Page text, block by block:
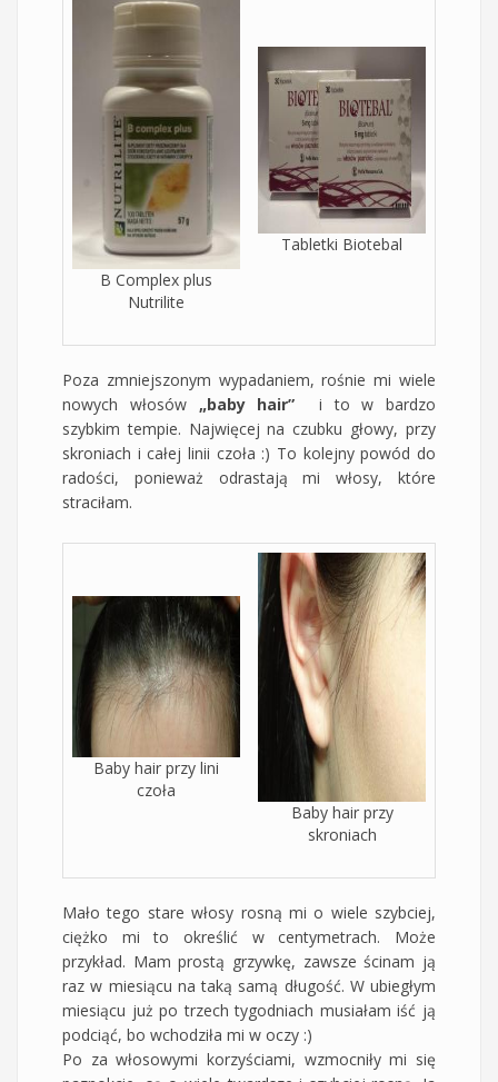
B Complex plus
Nutrilite
Tabletki Biotebal
Poza zmniejszonym wypadaniem, rośnie mi wiele
nowych włosów „baby hair” i to w bardzo
szybkim tempie. Najwięcej na czubku głowy, przy
skroniach i całej linii czoła :) To kolejny powód do
radości, ponieważ odrastają mi włosy, które
straciłam.
Baby hair przy lini
czoła
Baby hair przy
skroniach
Mało tego stare włosy rosną mi o wiele szybciej,
ciężko mi to określić w centymetrach. Może
przykład. Mam prostą grzywkę, zawsze ścinam ją
raz w miesiącu na taką samą długość. W ubiegłym
miesiącu już po trzech tygodniach musiałam iść ją
podciąć, bo wchodziła mi w oczy :)
Po za włosowymi korzyściami, wzmocniły mi się